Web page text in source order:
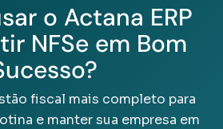
o Actana ERP
NFSe em Bom
fiscal mais completo para
e manter sua empresa em